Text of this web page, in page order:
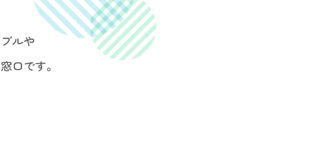
ルや
口です。